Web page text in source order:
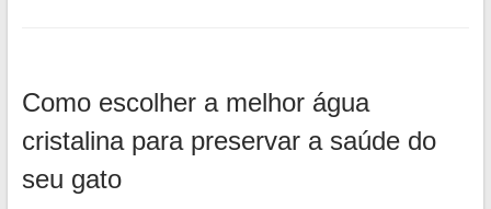
Como escolher a melhor água
cristalina para preservar a saúde do
seu gato